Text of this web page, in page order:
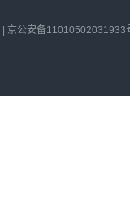
京公安备11010502031933